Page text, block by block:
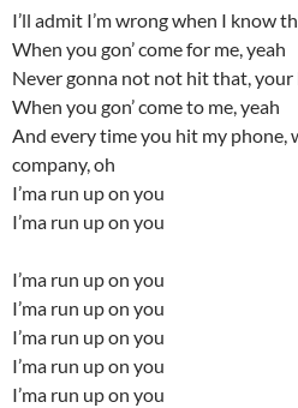
I’ll admit I’m wrong when I know
When you gon’ come for me, yeah
Never gonna not not hit that, your
When you gon’ come to me, yeah
And every time you hit my phone,
company, oh
I’ma run up on you
I’ma run up on you
I’ma run up on you
I’ma run up on you
I’ma run up on you
I’ma run up on you
I’ma run up on you